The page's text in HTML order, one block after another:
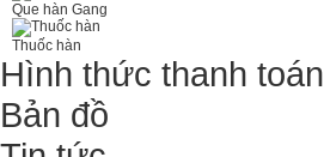
Que hàn Gang
Thuốc hàn
Hình thức thanh toán
Bản đồ